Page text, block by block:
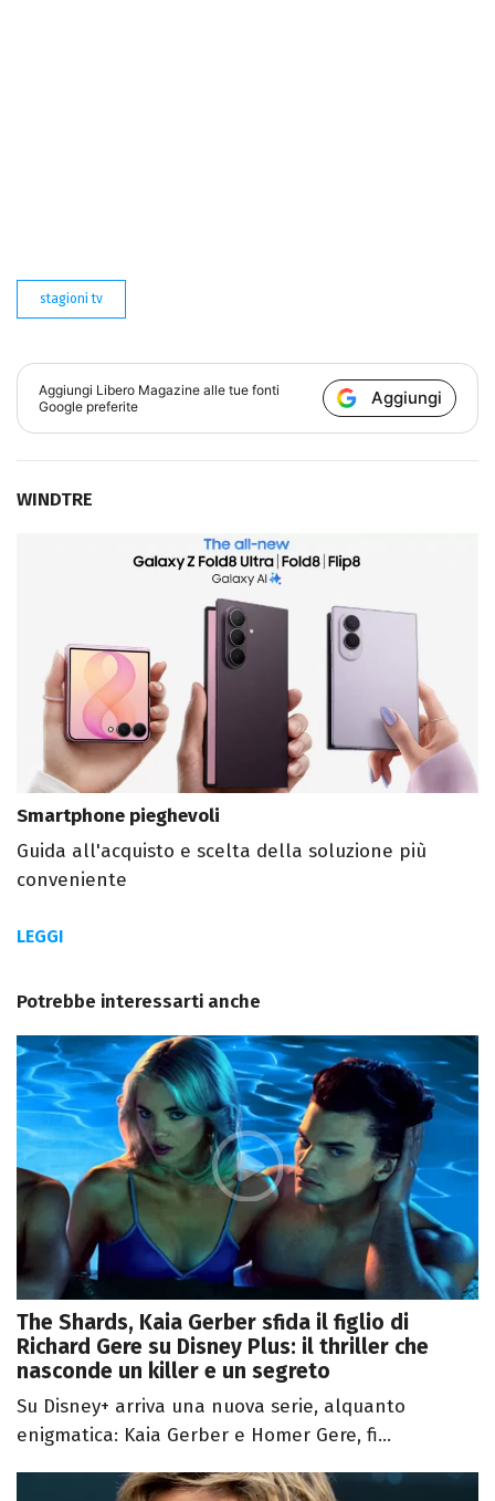
stagioni tv
Aggiungi Libero Magazine alle tue fonti
Google preferite
Aggiungi
WINDTRE
Smartphone pieghevoli
Guida all'acquisto e scelta della soluzione più
conveniente
LEGGI
Potrebbe interessarti anche
The Shards, Kaia Gerber sfida il figlio di
Richard Gere su Disney Plus: il thriller che
nasconde un killer e un segreto
Su Disney+ arriva una nuova serie, alquanto
enigmatica: Kaia Gerber e Homer Gere, fi...